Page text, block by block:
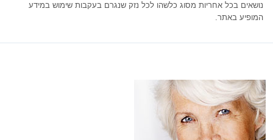
נושאים בכל אחריות מסוג כלשהו לכל נזק שנגרם בעקבות שימוש במידע
המופיע באתר.